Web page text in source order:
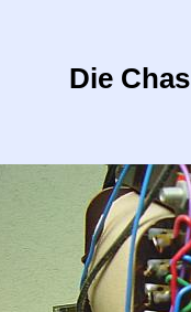
Die